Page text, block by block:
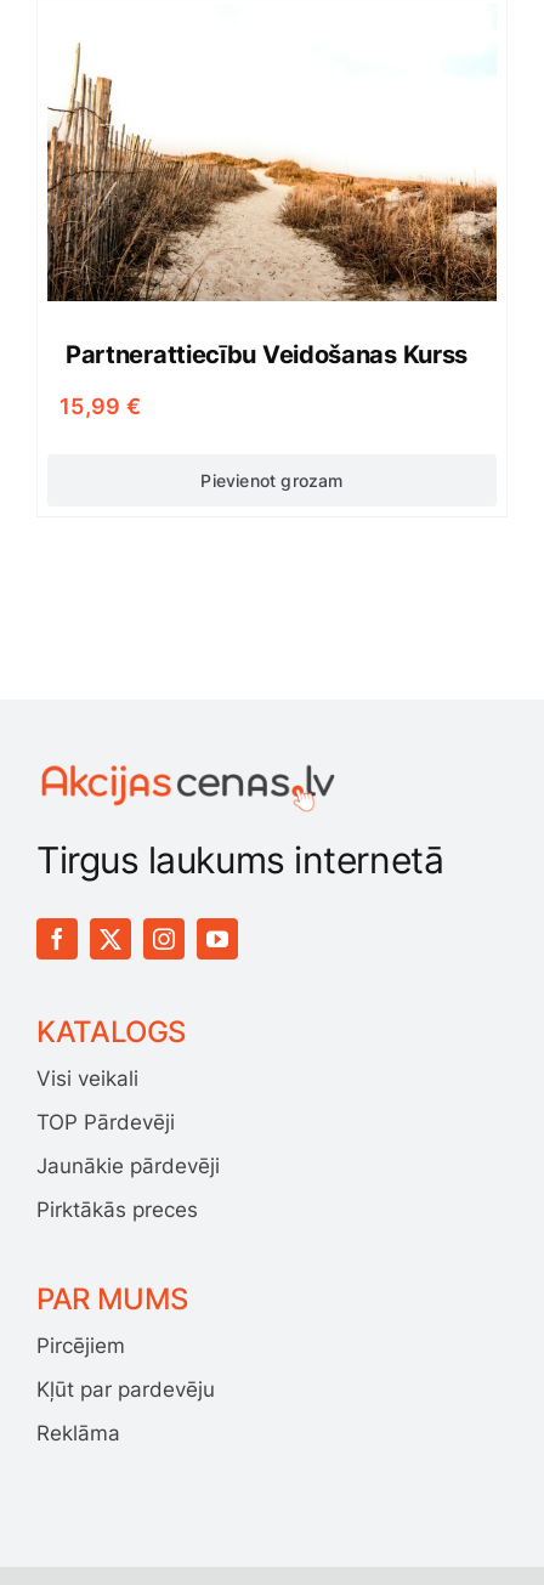
Partnerattiecību Veidošanas Kurss
15,99 €
Pievienot grozam
Tirgus laukums internetā
KATALOGS
Visi veikali
TOP Pārdevēji
Jaunākie pārdevēji
Pirktākās preces
PAR MUMS
Pircējiem
Kļūt par pardevēju
Reklāma